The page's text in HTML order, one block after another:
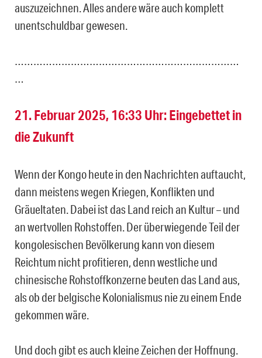
auszuzeichnen. Alles andere wäre auch komplett
unentschuldbar gewesen.
………………………………………………………………
…
21. Februar 2025, 16:33 Uhr: Eingebettet in
die Zukunft
Wenn der Kongo heute in den Nachrichten auftaucht,
dann meistens wegen Kriegen, Konflikten und
Gräueltaten. Dabei ist das Land reich an Kultur – und
an wertvollen Rohstoffen. Der überwiegende Teil der
kongolesischen Bevölkerung kann von diesem
Reichtum nicht profitieren, denn westliche und
chinesische Rohstoffkonzerne beuten das Land aus,
als ob der belgische Kolonialismus nie zu einem Ende
gekommen wäre.
Und doch gibt es auch kleine Zeichen der Hoffnung.